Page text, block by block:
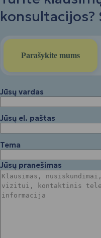
konsultacijos?
Parašykite mums
Jūsų vardas
Jūsų el. paštas
Tema
Jūsų pranešimas